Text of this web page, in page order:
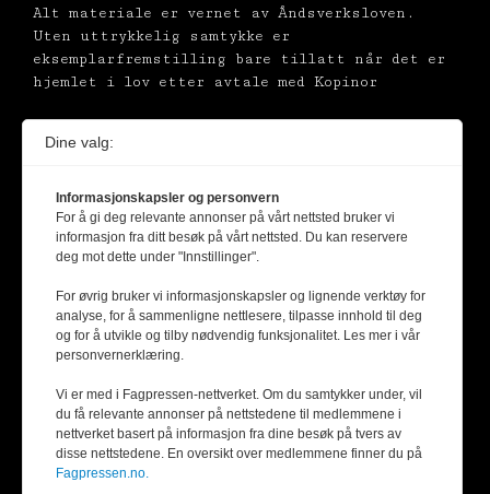
Alt materiale er vernet av Åndsverksloven.
Uten uttrykkelig samtykke er
eksemplarfremstilling bare tillatt når det er
hjemlet i lov etter avtale med Kopinor
Dine valg:
Informasjonskapsler og personvern
For å gi deg relevante annonser på vårt nettsted bruker vi
informasjon fra ditt besøk på vårt nettsted. Du kan reservere
deg mot dette under "Innstillinger".
For øvrig bruker vi informasjonskapsler og lignende verktøy for
analyse, for å sammenligne nettlesere, tilpasse innhold til deg
og for å utvikle og tilby nødvendig funksjonalitet. Les mer i vår
personvernerklæring.
Vi er med i Fagpressen-nettverket. Om du samtykker under, vil
du få relevante annonser på nettstedene til medlemmene i
nettverket basert på informasjon fra dine besøk på tvers av
disse nettstedene. En oversikt over medlemmene finner du på
Fagpressen.no.